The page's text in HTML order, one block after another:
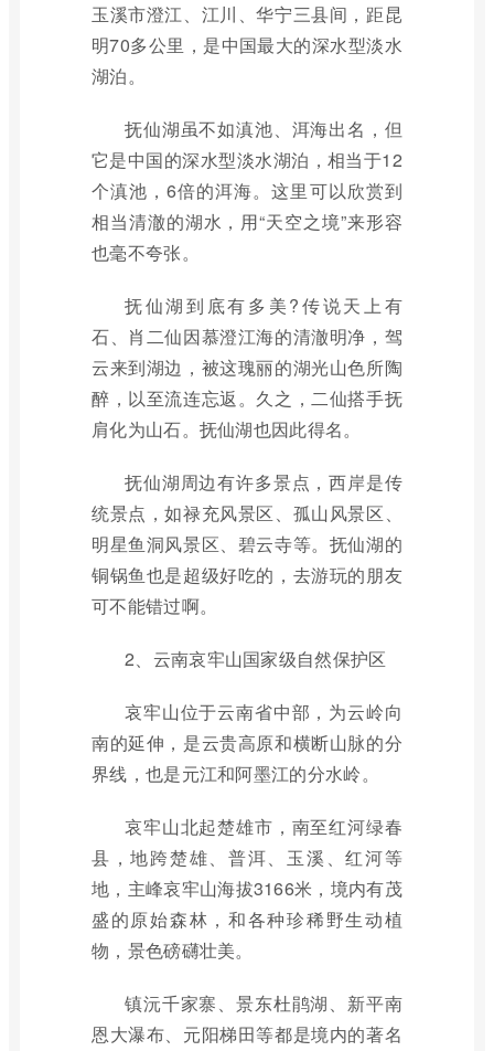
玉溪市澄江、江川、华宁三县间，距昆
明70多公里，是中国最大的深水型淡水
湖泊。
抚仙湖虽不如滇池、洱海出名，但
它是中国的深水型淡水湖泊，相当于12
个滇池，6倍的洱海。这里可以欣赏到
相当清澈的湖水，用“天空之境”来形容
也毫不夸张。
抚仙湖到底有多美?传说天上有
石、肖二仙因慕澄江海的清澈明净，驾
云来到湖边，被这瑰丽的湖光山色所陶
醉，以至流连忘返。久之，二仙搭手抚
肩化为山石。抚仙湖也因此得名。
抚仙湖周边有许多景点，西岸是传
统景点，如禄充风景区、孤山风景区、
明星鱼洞风景区、碧云寺等。抚仙湖的
铜锅鱼也是超级好吃的，去游玩的朋友
可不能错过啊。
2、云南哀牢山国家级自然保护区
哀牢山位于云南省中部，为云岭向
南的延伸，是云贵高原和横断山脉的分
界线，也是元江和阿墨江的分水岭。
哀牢山北起楚雄市，南至红河绿春
县，地跨楚雄、普洱、玉溪、红河等
地，主峰哀牢山海拔3166米，境内有茂
盛的原始森林，和各种珍稀野生动植
物，景色磅礴壮美。
镇沅千家寨、景东杜鹃湖、新平南
恩大瀑布、元阳梯田等都是境内的著名